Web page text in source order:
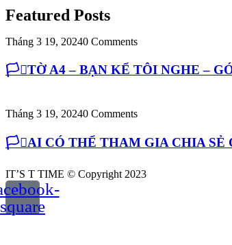
Featured Posts
Tháng 3 19, 20240 Comments
🏳️‍⚧️TỜ A4 – BẠN KỂ TÔI NGHE –
Tháng 3 19, 20240 Comments
🏳️‍⚧️AI CÓ THỂ THAM GIA CHIA SẺ
IT’S T TIME © Copyright 2023
square